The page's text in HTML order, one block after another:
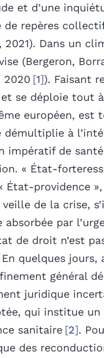
et d’une
repères
2021). Dans un
(Bergeron,
2020 1 ). Faisant
et se déploie tout
européen, est
à
impératif de
« État-
État-providence
de la crise,
par
de droit n’est
quelques jours,
général
juridique
qui institue un
sanitaire 2 .
des